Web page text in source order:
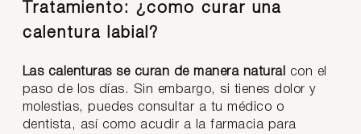
Tratamiento: ¿como curar una
calentura labial?
Las calenturas se curan de manera natural con el
paso de los días. Sin embargo, si tienes dolor y
molestias, puedes consultar a tu médico o
dentista, así como acudir a la farmacia para